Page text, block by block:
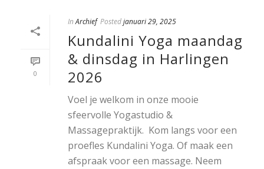
0
In Archief Postedjanuari 29, 2025
Kundalini Yoga maandag
& dinsdag in Harlingen
2026
Voel je welkom in onze mooie
sfeervolle Yogastudio &
Massagepraktijk. Kom langs voor een
proefles Kundalini Yoga. Of maak een
afspraak voor een massage. Neem